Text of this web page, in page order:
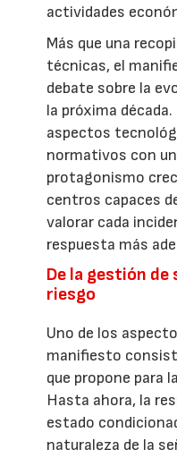
actividades
Más que una
técnicas, el
debate sobre la
la próxima
aspectos
normativos con
protagonismo
centros capaces
valorar cada
respuesta más
De la gestión de
riesgo
Uno de los
manifiesto
que propone para
Hasta ahora, la
estado
naturaleza de la